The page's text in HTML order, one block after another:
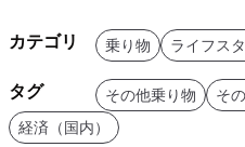
カテゴリ 乗り物 ライフス
タグ その他乗り物
そ
経済（国内）